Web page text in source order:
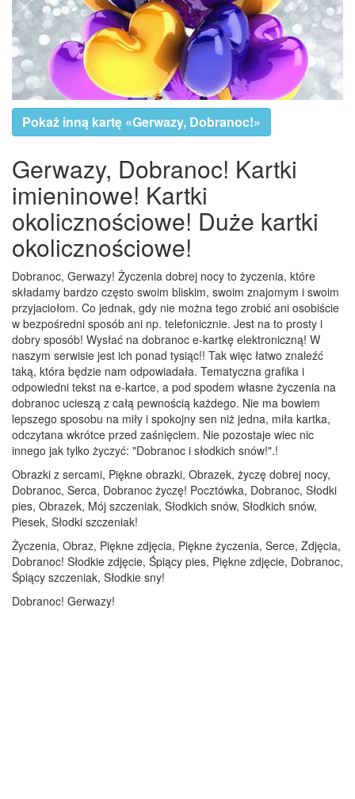
Pokaż inną kartę «Gerwazy, Dobranoc!»
Gerwazy, Dobranoc! Kartki
imieninowe! Kartki
okolicznościowe! Duże kartki
okolicznościowe!
Dobranoc, Gerwazy! Życzenia dobrej nocy to życzenia, które
składamy bardzo często swoim bliskim, swoim znajomym i swoim
przyjaciołom. Co jednak, gdy nie można tego zrobić ani osobiście
w bezpośredni sposób ani np. telefonicznie. Jest na to prosty i
dobry sposób! Wysłać na dobranoc e-kartkę elektroniczną! W
naszym serwisie jest ich ponad tysiąc!! Tak więc łatwo znaleźć
taką, która będzie nam odpowiadała. Tematyczna grafika i
odpowiedni tekst na e-kartce, a pod spodem własne życzenia na
dobranoc ucieszą z całą pewnością każdego. Nie ma bowiem
lepszego sposobu na miły i spokojny sen niż jedna, miła kartka,
odczytana wkrótce przed zaśnięciem. Nie pozostaje wiec nic
innego jak tylko życzyć: "Dobranoc i słodkich snów!".!
Obrazki z sercami, Piękne obrazki, Obrazek, życzę dobrej nocy,
Dobranoc, Serca, Dobranoc życzę! Pocztówka, Dobranoc, Słodki
pies, Obrazek, Mój szczeniak, Słodkich snów, Słodkich snów,
Piesek, Słodki szczeniak!
Życzenia, Obraz, Piękne zdjęcia, Piękne życzenia, Serce, Zdjęcia,
Dobranoc! Słodkie zdjęcie, Śpiący pies, Piękne zdjęcie, Dobranoc,
Śpiący szczeniak, Słodkie sny!
Dobranoc! Gerwazy!